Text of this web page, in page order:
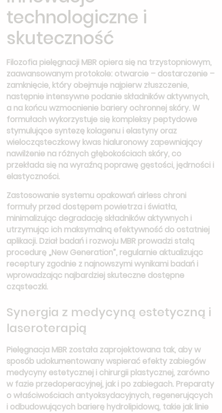
technologiczne i
skuteczność
Filozofia pielęgnacji MBR opiera się na trzystopniowym,
zaawansowanym protokole: otwarcie – dostarczenie –
zamknięcie, który obejmuje najpierw złuszczenie,
następnie intensywne podanie składników aktywnych,
a na końcu wzmocnienie bariery ochronnej skóry. W
formułach wykorzystuje się kompleksy peptydowe
stymulujące syntezę kolagenu i elastyny oraz
wielocząsteczkowy kwas hialuronowy zapewniający
nawilżenie na różnych głębokościach skóry, co
przekłada się na wyraźną poprawę gęstości, jędrności i
elastyczności.
Zastosowanie systemu opakowań airless chroni
formuły przed dostępem powietrza i światła,
minimalizując degradację składników aktywnych i
utrzymując ich maksymalną efektywność do ostatniej
aplikacji. Dział badań i rozwoju MBR prowadzi stałą
procedurę „New Generation”, regularnie aktualizując
receptury zgodnie z najnowszymi wynikami badań i
wprowadzając najbardziej skuteczne dostępne
cząsteczki.
Synergia z medycyną estetyczną i
laseroterapią
Pielęgnacja MBR została zaprojektowana tak, aby w
sposób udokumentowany wspierać efekty zabiegów
medycyny estetycznej i chirurgii plastycznej, zarówno
w fazie przedoperacyjnej, jak i po zabiegach. Preparaty
o właściwościach antyoksydacyjnych, regenerujących
i odbudowujących barierę hydrolipidową, takie jak linie